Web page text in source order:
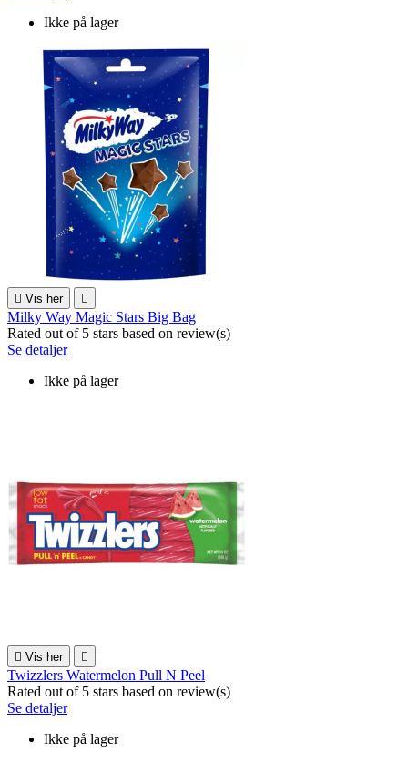
Ikke på lager
 Vis her 
Milky Way Magic Stars Big Bag
Rated out of 5 stars based on review(s)
Se detaljer
Ikke på lager
 Vis her 
Twizzlers Watermelon Pull N Peel
Rated out of 5 stars based on review(s)
Se detaljer
Ikke på lager